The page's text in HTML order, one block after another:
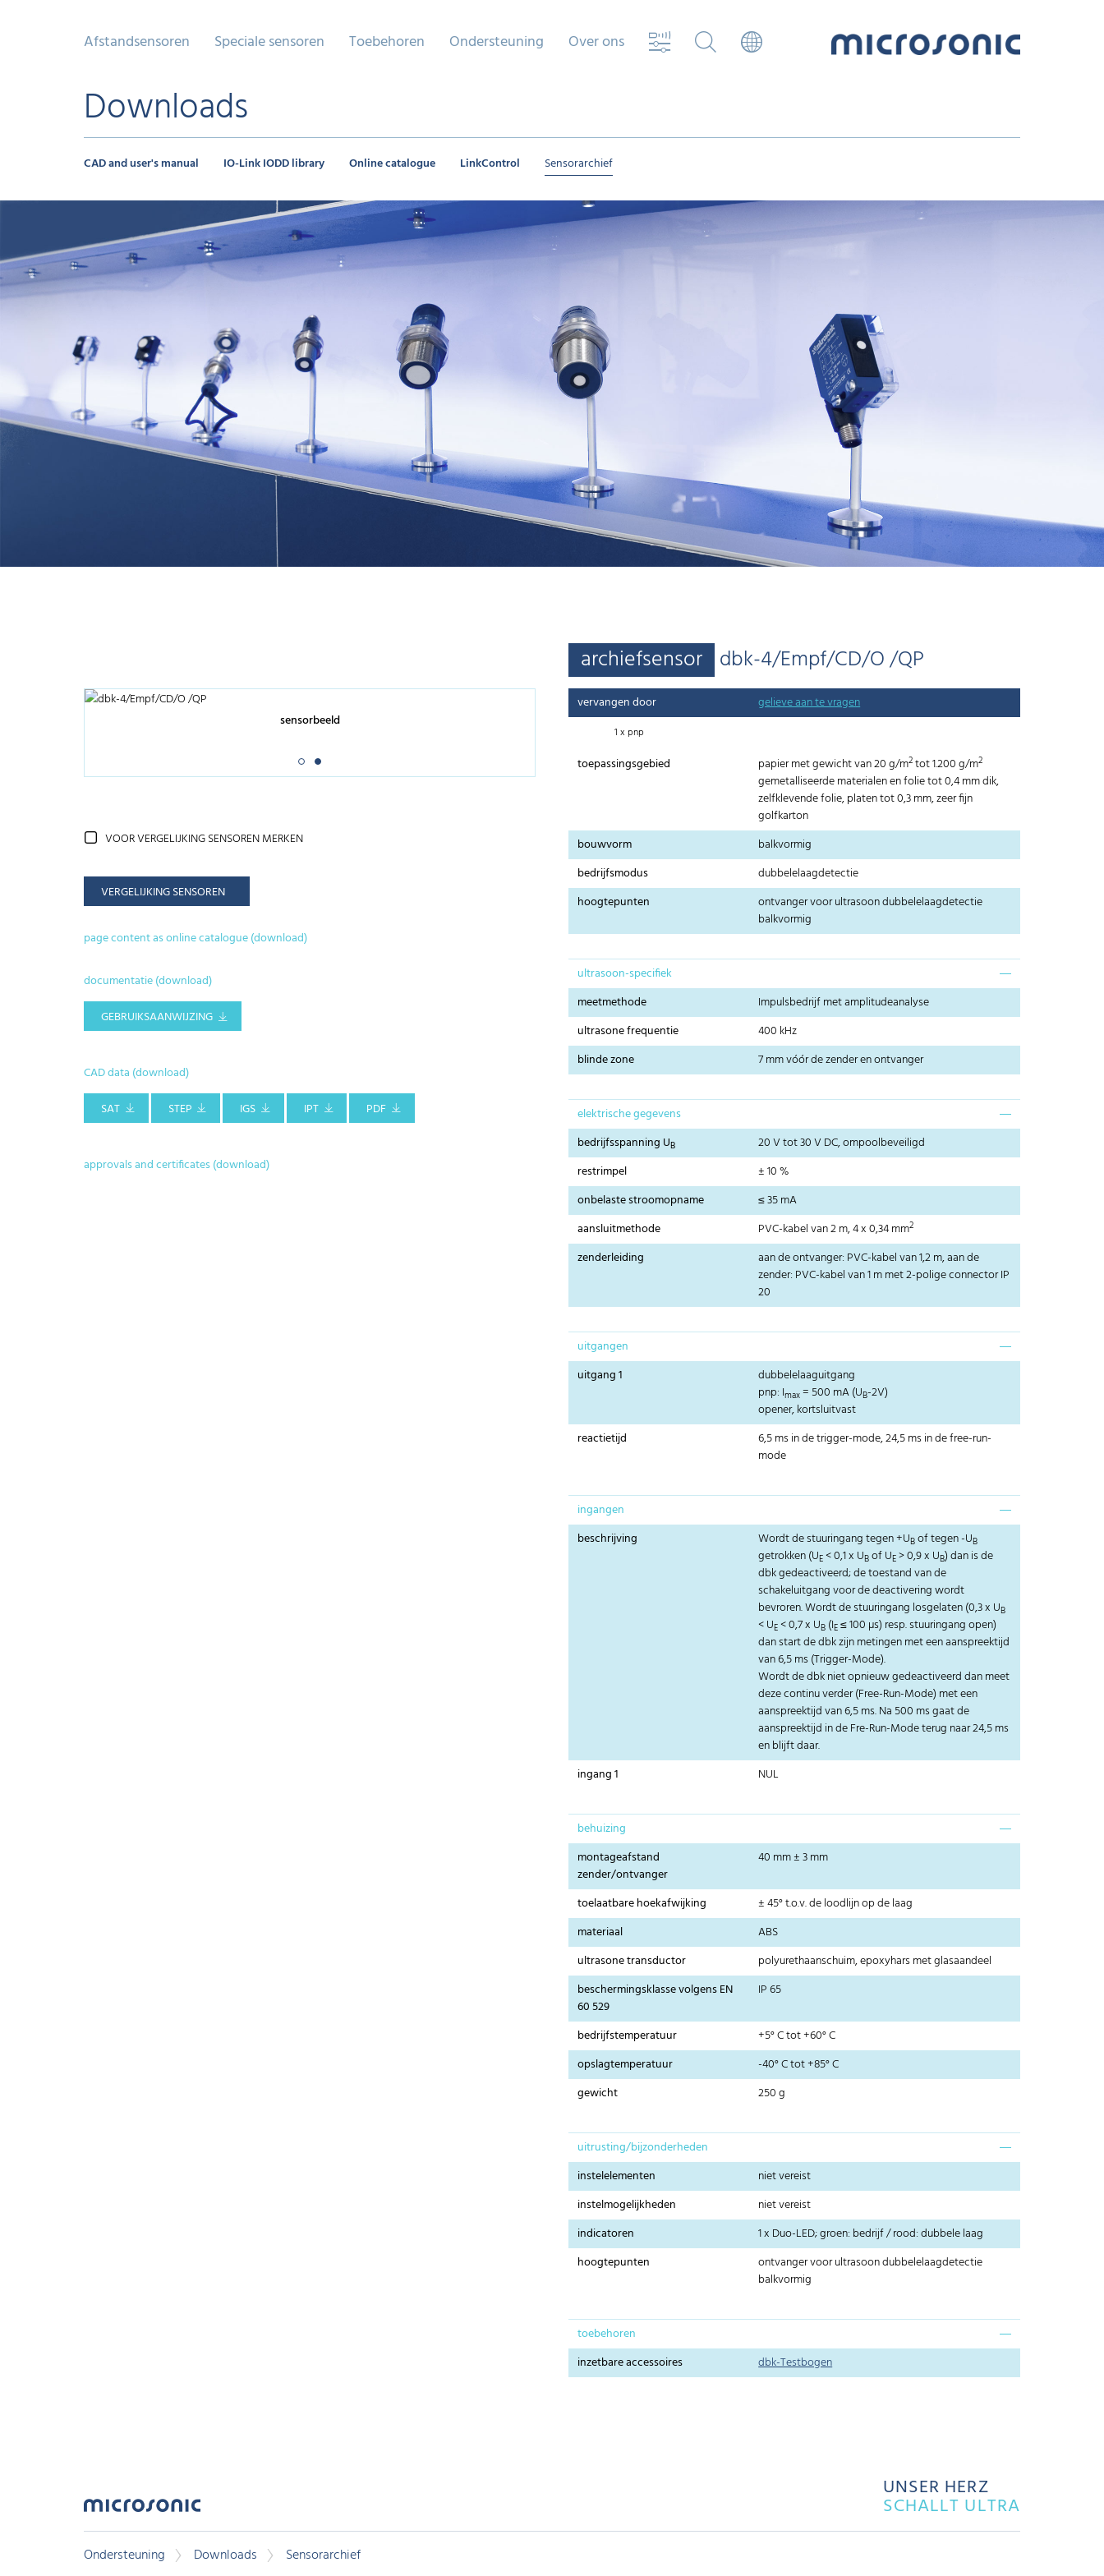
Afstandsensoren Speciale sensoren Toebehoren Ondersteuning Over ons
Downloads
CAD and user's manual IO-Link IODD library Online catalogue LinkControl Sensorarchief
archiefsensor dbk-4/Empf/CD/O /QP
sensorbeeld
VOOR VERGELIJKING SENSOREN MERKEN
VERGELIJKING SENSOREN
page content as online catalogue (download)
documentatie (download)
GEBRUIKSAANWIJZING
CAD data (download)
SAT
STEP IGS IPT PDF
approvals and certificates (download)
vervangen door gelieve aan te vragen
1 x pnp
toepassingsgebied papier met gewicht van 20 g/m2tot 1.200 g/m2
gemetalliseerde materialen en folie tot 0,4 mm dik,
zelfklevende folie, platen tot 0,3 mm, zeer fijn
golfkarton
bouwvorm
balkvormig
bedrijfsmodus
dubbelelaagdetectie
hoogtepunten
ontvanger voor ultrasoon dubbelelaagdetectie
balkvormig
ultrasoon-specifiek
meetmethode
Impulsbedrijf met amplitudeanalyse
ultrasone frequentie
400 kHz
blinde zone
7 mm vóór de zender en ontvanger
elektrische gegevens
bedrijfsspanning UB
20 V tot 30 V DC, ompoolbeveiligd
restrimpel
± 10 %
onbelaste stroomopname
≤ 35 mA
aansluitmethode
PVC-kabel van 2 m, 4 x 0,34 mm2
zenderleiding
aan de ontvanger: PVC-kabel van 1,2 m, aan de
zender: PVC-kabel van 1 m met 2-polige connector IP
20
uitgangen
uitgang 1
dubbelelaaguitgang
pnp: Imax= 500 mA (UB-2V)
opener, kortsluitvast
reactietijd
6,5 ms in de trigger-mode, 24,5 ms in de free-run-
mode
ingangen
beschrijving
Wordt de stuuringang tegen +UBof tegen -UB
getrokken (UE< 0,1 x UBof UE> 0,9 x UB) dan is de
dbk gedeactiveerd; de toestand van de
schakeluitgang voor de deactivering wordt
bevroren. Wordt de stuuringang losgelaten (0,3 x UB
< UE< 0,7 x UB (IE≤ 100 µs) resp. stuuringang open)
dan start de dbk zijn metingen met een aanspreektijd
van 6,5 ms (Trigger-Mode).
Wordt de dbk niet opnieuw gedeactiveerd dan meet
deze continu verder (Free-Run-Mode) met een
aanspreektijd van 6,5 ms. Na 500 ms gaat de
aanspreektijd in de Fre-Run-Mode terug naar 24,5 ms
en blijft daar.
ingang 1
NUL
behuizing
montageafstand
zender/ontvanger
40 mm ± 3 mm
toelaatbare hoekafwijking
± 45° t.o.v. de loodlijn op de laag
materiaal
ABS
ultrasone transductor
polyurethaanschuim, epoxyhars met glasaandeel
beschermingsklasse volgens EN
60 529
IP 65
bedrijfstemperatuur
+5° C tot +60° C
opslagtemperatuur
-40° C tot +85° C
gewicht
250 g
uitrusting/bijzonderheden
instelelementen
niet vereist
instelmogelijkheden
niet vereist
indicatoren
1 x Duo-LED; groen: bedrijf / rood: dubbele laag
hoogtepunten
ontvanger voor ultrasoon dubbelelaagdetectie
balkvormig
toebehoren
inzetbare accessoires
dbk-Testbogen
UNSER HERZ
SCHALLT ULTRA
Ondersteuning Downloads Sensorarchief